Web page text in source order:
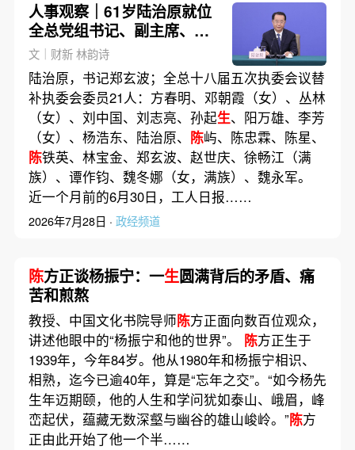
人事观察｜61岁陆治原就位
全总党组书记、副主席、书
记处第一书记
文｜财新 林韵诗
陆治原，书记郑玄波；全总十八届五次执委会议替
补执委会委员21人：方春明、邓朝霞（女）、丛林
（女）、刘中国、刘志亮、孙起生、阳万雄、李芳
（女）、杨浩东、陆治原、 陈屿、陈忠霖、陈星、
陈铁英、林宝金、郑玄波、赵世庆、徐畅江（满
族）、谭作钧、魏冬娜（女，满族）、魏永军。
近一个月前的6月30日，工人日报……
2026年7月28日 · 政经频道
陈方正谈杨振宁：一生圆满背后的矛盾、痛
苦和煎熬
教授、中国文化书院导师陈方正面向数百位观众，
讲述他眼中的“杨振宁和他的世界”。 陈方正生于
1939年，今年84岁。他从1980年和杨振宁相识、
相熟，迄今已逾40年，算是“忘年之交”。“如今杨先
生年迈期颐，他的人生和学问犹如泰山、峨眉，峰
峦起伏，蕴藏无数深壑与幽谷的雄山峻岭。”陈方
正由此开始了他一个半……